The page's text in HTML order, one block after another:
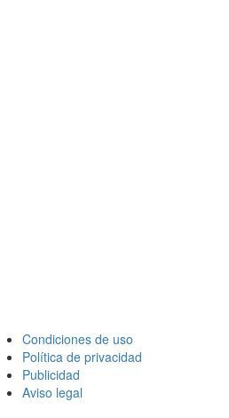
Condiciones de uso
Política de privacidad
Publicidad
Aviso legal